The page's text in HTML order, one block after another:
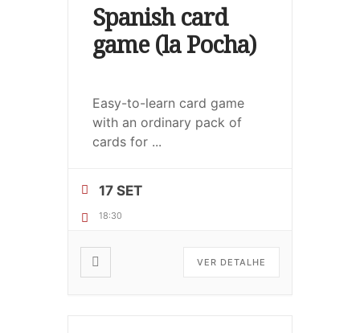
Spanish card
game (la Pocha)
Easy-to-learn card game
with an ordinary pack of
cards for ...
17 SET
18:30
VER DETALHE